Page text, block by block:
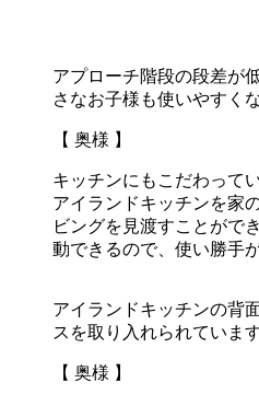
アプローチ階段の段差が
さなお子様も使いやすく
【 奥様 】
キッチンにもこだわってい
アイランドキッチンを家
ビングを見渡すことがで
動できるので、使い勝手
アイランドキッチンの背
スを取り入れられています
【 奥様 】